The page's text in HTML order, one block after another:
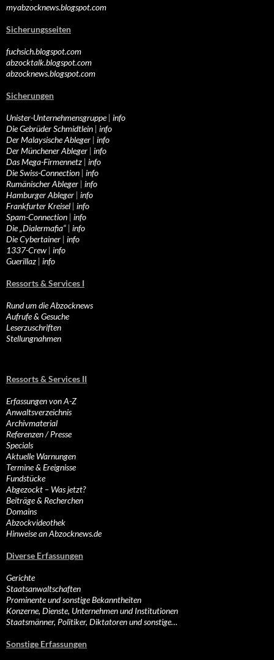
myabzocknews.blogspot.com
Sicherungsseiten
fuchsich.blogspot.com
abzocktalk.blogspot.com
abzocknews.blogspot.com
Sicherungen
Unister-Unternehmensgruppe| info
Die Gebrüder Schmidtlein | info
Der Malaysische Ableger | info
Der Münchener Ableger | info
Das Mega-Firmennetz | info
Die Swiss-Connection | info
Rumänischer Ableger | info
Hamburger Ableger | info
Frankfurter Kreisel | info
Spam-Connection | info
Die „Dialermafia“ | info
Die Cybertainer | info
1337-Crew | info
Guerillaz | info
Ressorts & Services I
Rund um die Abzocknews
Aufrufe & Gesuche
Leserzuschriften
Stellungnahmen
Ressorts & Services II
Erfassungen von A-Z
Anwaltsverzeichnis
Archivmaterial
Referenzen / Presse
Specials
Aktuelle Warnungen
Termine & Ereignisse
Fundstücke
Abgezockt – Was jetzt?
Beiträge & Recherchen
Domains
Abzockvideothek
Hinweise an Abzocknews.de
Diverse Erfassungen
Gerichte
Staatsanwaltschaften
Prominente und sonstige Bekanntheiten
Konzerne, Dienste, Unternehmen und Institutionen
Staatsmänner, Politiker, Diktatoren und sonstige…
Sonstige Erfassungen